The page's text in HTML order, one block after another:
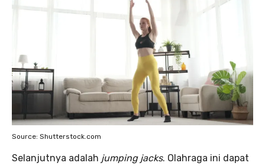
Source: Shutterstock.com
Selanjutnya adalah jumping jacks. Olahraga ini dapat